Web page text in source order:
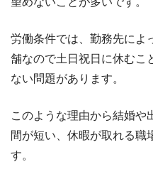
労働条件では、勤務先によ
舗なので土日祝日に休むこ
ない問題があります。
このような理由から結婚や
間が短い、休暇が取れる職
す。